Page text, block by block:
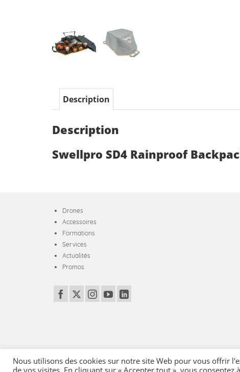
Description
Description
Swellpro SD4 Rainproof
Drones
Accessoires
Formations
Services
Actualités
Promos
Nous utilisons des cookies sur notre site Web pour vous offrir
de vos visites. En cliquant sur « Accepter tout », vous